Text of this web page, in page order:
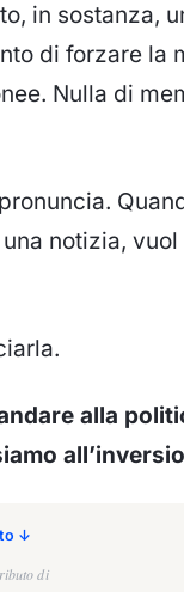
in sostanza,
di forzare la
Nulla di
notizia,
alla
↓
di